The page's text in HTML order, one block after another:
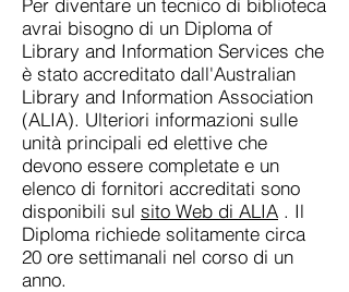
Per diventare un tecnico di biblioteca
avrai bisogno di un Diploma of
Library and Information Services che
è stato accreditato dall'Australian
Library and Information Association
(ALIA). Ulteriori informazioni sulle
unità principali ed elettive che
devono essere completate e un
elenco di fornitori accreditati sono
disponibili sul sito Web di ALIA . Il
Diploma richiede solitamente circa
20 ore settimanali nel corso di un
anno.